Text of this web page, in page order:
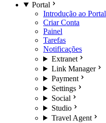
Portal
Introdução ao Portal
Criar Conta
Painel
Tarefas
Notificações
Extranet
Link Manager
Payment
Settings
Social
Studio
Travel Agent